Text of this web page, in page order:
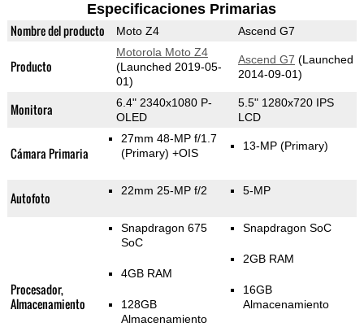
Especificaciones Primarias
Nombre del producto Moto Z4 Ascend G7
Producto
Motorola Moto Z4
(Launched 2019-05-
01)
Ascend G7 (Launched
2014-09-01)
Monitora
6.4" 2340x1080 P-
OLED
5.5" 1280x720 IPS
LCD
Cámara Primaria
27mm 48-MP f/1.7
(Primary) +OIS
13-MP (Primary)
Autofoto 22mm 25-MP f/2 5-MP
Procesador,
Almacenamiento
Snapdragon 675
SoC
4GB RAM
128GB
Almacenamiento
Snapdragon SoC
2GB RAM
16GB
Almacenamiento